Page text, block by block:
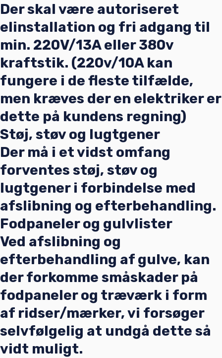
Der skal være autoriseret
elinstallation og fri adgang til
min. 220V/13A eller 380v
kraftstik. (220v/10A kan
fungere i de fleste tilfælde,
men kræves der en elektriker er
dette på kundens regning)
Støj, støv og lugtgener
Der må i et vidst omfang
forventes støj, støv og
lugtgener i forbindelse med
afslibning og efterbehandling.
Fodpaneler og gulvlister
Ved afslibning og
efterbehandling af gulve, kan
der forkomme småskader på
fodpaneler og træværk i form
af ridser/mærker, vi forsøger
selvfølgelig at undgå dette så
vidt muligt.